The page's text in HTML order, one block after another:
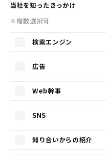
当社を知ったきっかけ
※複数選択可
検索エンジン
広告
Web幹事
SNS
知り合いからの紹介